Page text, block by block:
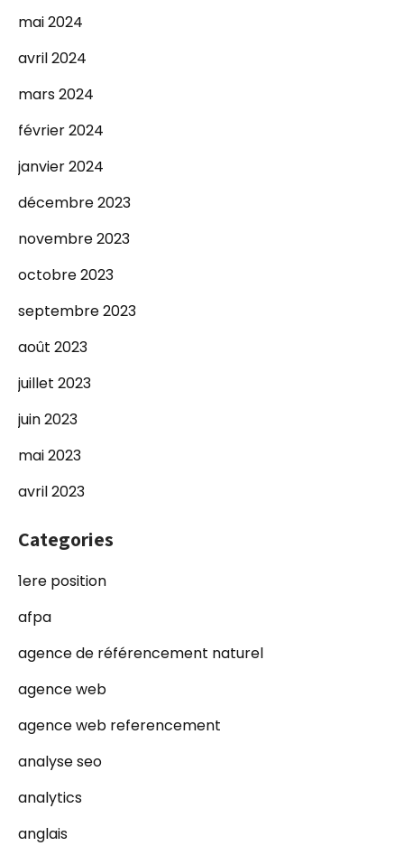
mai 2024
avril 2024
mars 2024
février 2024
janvier 2024
décembre 2023
novembre 2023
octobre 2023
septembre 2023
août 2023
juillet 2023
juin 2023
mai 2023
avril 2023
Categories
1ere position
afpa
agence de référencement naturel
agence web
agence web referencement
analyse seo
analytics
anglais